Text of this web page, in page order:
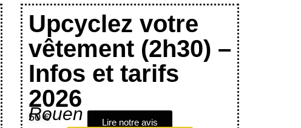
Upcyclez votre
vêtement (2h30) –
Infos et tarifs
2026
Rouen
50 €
Lire notre avis